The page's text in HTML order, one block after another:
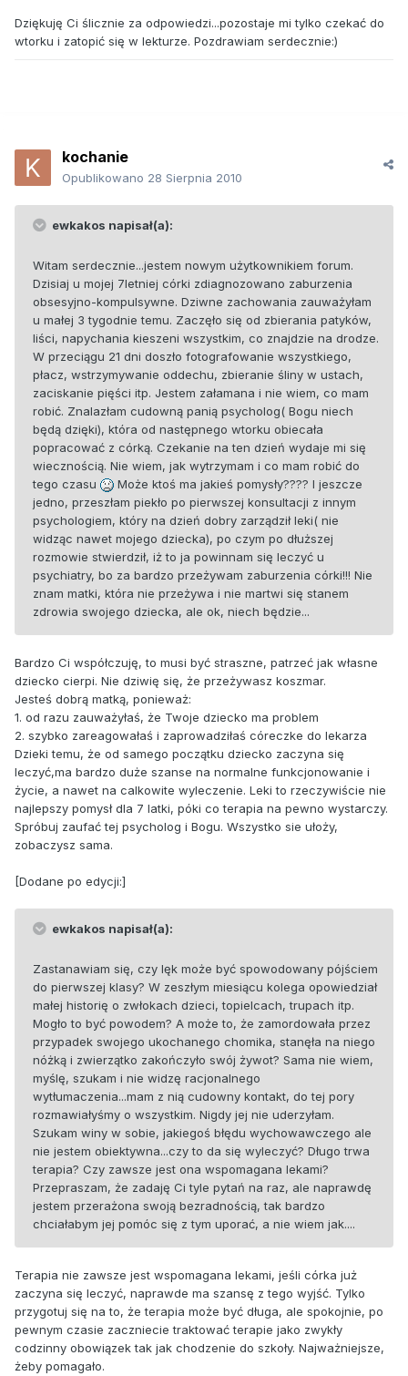
Dziękuję Ci ślicznie za odpowiedzi...pozostaje mi tylko czekać do
wtorku i zatopić się w lekturze. Pozdrawiam serdecznie:)
kochanie
Opublikowano 28 Sierpnia 2010
ewkakos napisał(a):
Witam serdecznie...jestem nowym użytkownikiem forum.
Dzisiaj u mojej 7letniej córki zdiagnozowano zaburzenia
obsesyjno-kompulsywne. Dziwne zachowania zauważyłam
u małej 3 tygodnie temu. Zaczęło się od zbierania patyków,
liści, napychania kieszeni wszystkim, co znajdzie na drodze.
W przeciągu 21 dni doszło fotografowanie wszystkiego,
płacz, wstrzymywanie oddechu, zbieranie śliny w ustach,
zaciskanie pięści itp. Jestem załamana i nie wiem, co mam
robić. Znalazłam cudowną panią psycholog( Bogu niech
będą dzięki), która od następnego wtorku obiecała
popracować z córką. Czekanie na ten dzień wydaje mi się
wiecznością. Nie wiem, jak wytrzymam i co mam robić do
tego czasu
Może ktoś ma jakieś pomysły???? I jeszcze
jedno, przeszłam piekło po pierwszej konsultacji z innym
psychologiem, który na dzień dobry zarządził leki( nie
widząc nawet mojego dziecka), po czym po dłuższej
rozmowie stwierdził, iż to ja powinnam się leczyć u
psychiatry, bo za bardzo przeżywam zaburzenia córki!!! Nie
znam matki, która nie przeżywa i nie martwi się stanem
zdrowia swojego dziecka, ale ok, niech będzie...
Bardzo Ci współczuję, to musi być straszne, patrzeć jak własne
dziecko cierpi. Nie dziwię się, że przeżywasz koszmar.
Jesteś dobrą matką, ponieważ:
1. od razu zauważyłaś, że Twoje dziecko ma problem
2. szybko zareagowałaś i zaprowadziłaś córeczke do lekarza
Dzieki temu, że od samego początku dziecko zaczyna się
leczyć,ma bardzo duże szanse na normalne funkcjonowanie i
życie, a nawet na calkowite wyleczenie. Leki to rzeczywiście nie
najlepszy pomysł dla 7 latki, póki co terapia na pewno wystarczy.
Spróbuj zaufać tej psycholog i Bogu. Wszystko sie ułoży,
zobaczysz sama.
[Dodane po edycji:]
ewkakos napisał(a):
Zastanawiam się, czy lęk może być spowodowany pójściem
do pierwszej klasy? W zeszłym miesiącu kolega opowiedział
małej historię o zwłokach dzieci, topielcach, trupach itp.
Mogło to być powodem? A może to, że zamordowała przez
przypadek swojego ukochanego chomika, stanęła na niego
nóżką i zwierzątko zakończyło swój żywot? Sama nie wiem,
myślę, szukam i nie widzę racjonalnego
wytłumaczenia...mam z nią cudowny kontakt, do tej pory
rozmawiałyśmy o wszystkim. Nigdy jej nie uderzyłam.
Szukam winy w sobie, jakiegoś błędu wychowawczego ale
nie jestem obiektywna...czy to da się wyleczyć? Długo trwa
terapia? Czy zawsze jest ona wspomagana lekami?
Przepraszam, że zadaję Ci tyle pytań na raz, ale naprawdę
jestem przerażona swoją bezradnością, tak bardzo
chciałabym jej pomóc się z tym uporać, a nie wiem jak....
Terapia nie zawsze jest wspomagana lekami, jeśli córka już
zaczyna się leczyć, naprawde ma szansę z tego wyjść. Tylko
przygotuj się na to, że terapia może być długa, ale spokojnie, po
pewnym czasie zaczniecie traktować terapie jako zwykły
codzinny obowiązek tak jak chodzenie do szkoły. Najważniejsze,
żeby pomagało.